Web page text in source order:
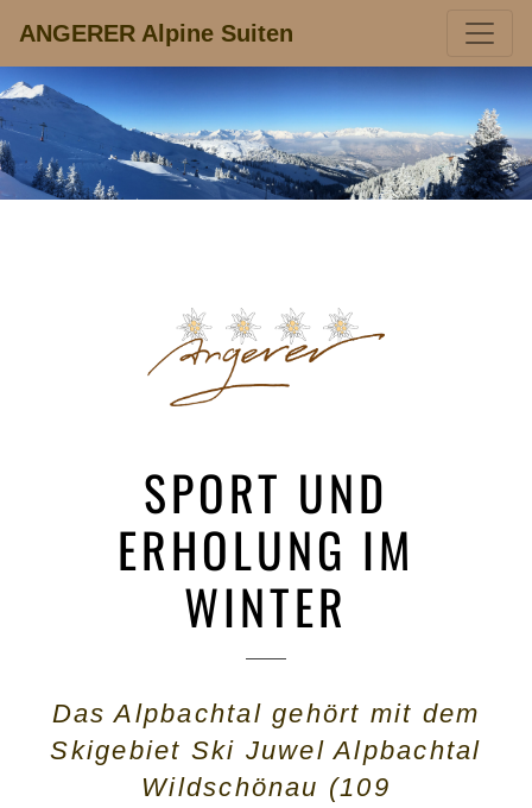
ANGERER Alpine Suiten
SPORT UND
ERHOLUNG IM
WINTER
Das Alpbachtal gehört mit dem
Skigebiet Ski Juwel Alpbachtal
Wildschönau (109